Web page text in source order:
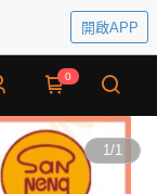
開啟APP
0
1/1